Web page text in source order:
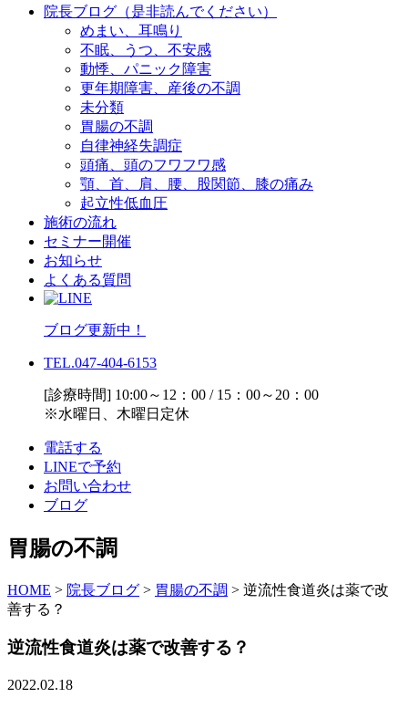
院長ブログ（是非読んでください）
めまい、耳鳴り
不眠、うつ、不安感
動悸、パニック障害
更年期障害、産後の不調
未分類
胃腸の不調
自律神経失調症
頭痛、頭のフワフワ感
顎、首、肩、腰、股関節、膝の痛み
起立性低血圧
施術の流れ
セミナー開催
お知らせ
よくある質問
ブログ更新中！
TEL.047-404-6153
[診療時間] 10:00～12：00 / 15：00～20：00
※水曜日、木曜日定休
電話する
LINEで予約
お問い合わせ
ブログ
胃腸の不調
HOME > 院長ブログ > 胃腸の不調 > 逆流性食道炎は薬で改
善する？
逆流性食道炎は薬で改善する？
2022.02.18